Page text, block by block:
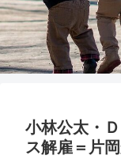
小林公太・
ス解雇＝片